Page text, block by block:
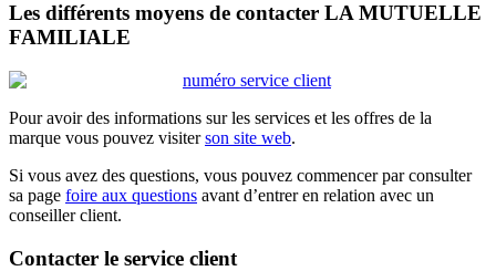
Les différents moyens de contacter LA MUTUELLE
FAMILIALE
Pour avoir des informations sur les services et les offres de la
marque vous pouvez visiterson site web.
Si vous avez des questions, vous pouvez commencer par consulter
sa page foire aux questions avant d’entrer en relation avec un
conseiller client.
Contacter le service client